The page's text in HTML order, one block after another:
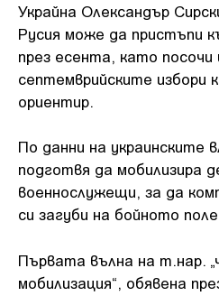
Украйна Олександър
Русия може да пристъпи
през есента, като посочи
септемврийските избори
ориентир.
По данни на украинските
подготвя да мобилизира
военнослужещи, за да
си загуби на бойното
Първата вълна на т.нар.
мобилизация“, обявена